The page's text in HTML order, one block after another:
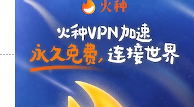
支持 [0] 反对[0]
支持